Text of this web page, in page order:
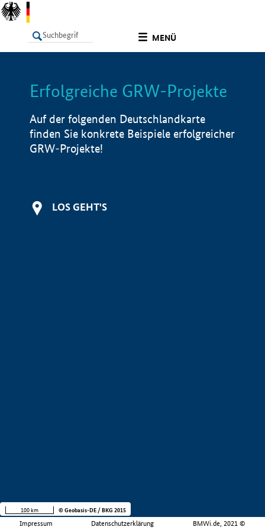
MENÜ
LISTE Info
Erfolgreiche GRW-Projekte
Auf der folgenden Deutschlandkarte
finden Sie konkrete Beispiele erfolgreicher
GRW-Projekte!
LOS GEHT'S
Impressum Datenschutzerklärung BMWi.de, 2021 ©
100 km © Geobasis-DE / BKG 2015